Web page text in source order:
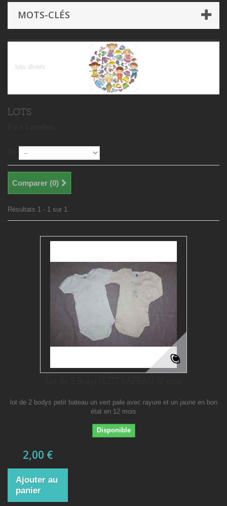
MOTS-CLÉS
lots divers
LOTS
Comparer (0)
Résultats 1 - 1 sur 1.
lot de 2 bodys petit bateau un vert pale avec rayure et un jaune en bon
état en 12 mois
Disponible
2,00 €
Ajouter au
panier